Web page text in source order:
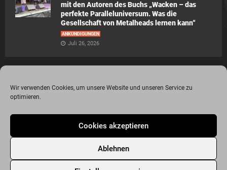
Wir verwenden Cookies, um unsere Website und unseren Service zu
optimieren.
Cookies akzeptieren
Ablehnen
mit den Autoren des Buchs „Wacken – das
perfekte Paralleluniversum. Was die
Gesellschaft von Metalheads lernen kann“
ANKÜNDIGUNGEN
Juli 26, 2026
Unterstützung von the surface new media gmbh
Über Metalogy.de – das Magazin für Metalheadz + REVIEWREGELN
Newsletter Anmeldung
Events Freunde
Bandseiten